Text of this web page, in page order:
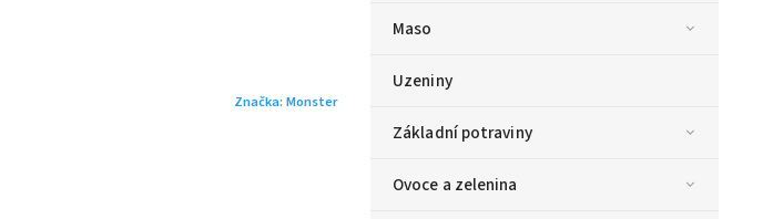
Maso
Uzeniny
Základní potraviny
Ovoce a zelenina
Značka: Monster